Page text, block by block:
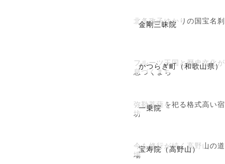
金剛三昧院
北条政子ゆかりの国宝名刹
かつらぎ町（和歌山県）
フルーツ王国と歴史文化が
息づくまち
一乗院
弥勒菩薩を祀る格式高い宿
坊
宝寿院（高野山）
今も修行が続く高野山の道
場